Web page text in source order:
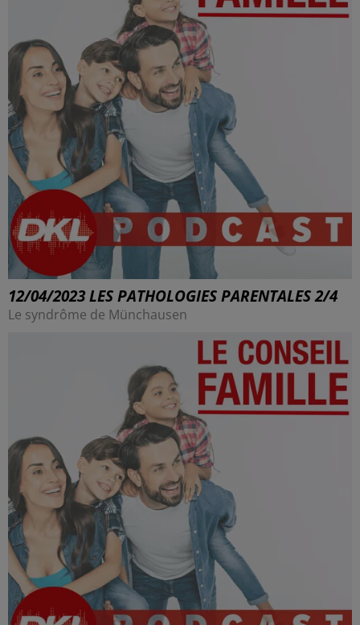
12/04/2023 LES PATHOLOGIES PARENTALES 2/4
Le syndrôme de Münchausen